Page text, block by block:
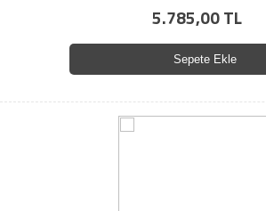
5.785,00 TL
Sepete Ekle